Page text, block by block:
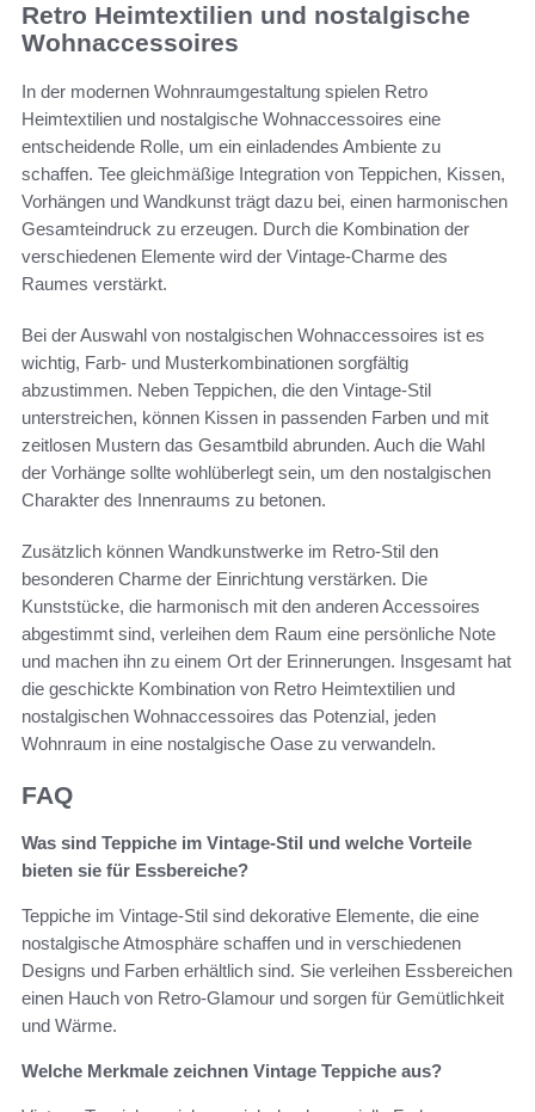
Retro Heimtextilien und nostalgische
Wohnaccessoires
In der modernen Wohnraumgestaltung spielen Retro
Heimtextilien und nostalgische Wohnaccessoires eine
entscheidende Rolle, um ein einladendes Ambiente zu
schaffen. Tee gleichmäßige Integration von Teppichen, Kissen,
Vorhängen und Wandkunst trägt dazu bei, einen harmonischen
Gesamteindruck zu erzeugen. Durch die Kombination der
verschiedenen Elemente wird der Vintage-Charme des
Raumes verstärkt.
Bei der Auswahl von nostalgischen Wohnaccessoires ist es
wichtig, Farb- und Musterkombinationen sorgfältig
abzustimmen. Neben Teppichen, die den Vintage-Stil
unterstreichen, können Kissen in passenden Farben und mit
zeitlosen Mustern das Gesamtbild abrunden. Auch die Wahl
der Vorhänge sollte wohlüberlegt sein, um den nostalgischen
Charakter des Innenraums zu betonen.
Zusätzlich können Wandkunstwerke im Retro-Stil den
besonderen Charme der Einrichtung verstärken. Die
Kunststücke, die harmonisch mit den anderen Accessoires
abgestimmt sind, verleihen dem Raum eine persönliche Note
und machen ihn zu einem Ort der Erinnerungen. Insgesamt hat
die geschickte Kombination von Retro Heimtextilien und
nostalgischen Wohnaccessoires das Potenzial, jeden
Wohnraum in eine nostalgische Oase zu verwandeln.
FAQ
Was sind Teppiche im Vintage-Stil und welche Vorteile
bieten sie für Essbereiche?
Teppiche im Vintage-Stil sind dekorative Elemente, die eine
nostalgische Atmosphäre schaffen und in verschiedenen
Designs und Farben erhältlich sind. Sie verleihen Essbereichen
einen Hauch von Retro-Glamour und sorgen für Gemütlichkeit
und Wärme.
Welche Merkmale zeichnen Vintage Teppiche aus?